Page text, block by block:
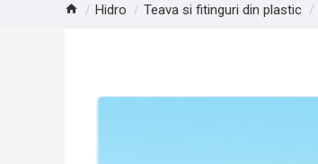
Hidro Teava si fitinguri din plastic